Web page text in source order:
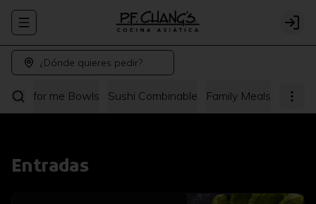
Abrir menu de navegación Login
¿Dónde quieres pedir?
for me Bowls Sushi Combinable Family Meals
Entradas